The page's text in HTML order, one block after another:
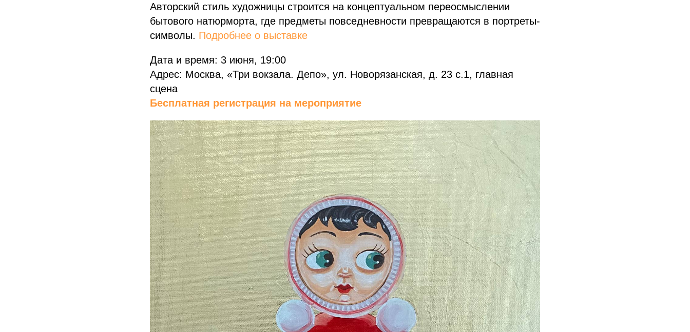
Авторский стиль художницы строится на концептуальном переосмыслении
бытового натюрморта, где предметы повседневности превращаются в портреты-
символы. Подробнее о выставке
Дата и время: 3 июня, 19:00
Адрес: Москва, «Три вокзала. Депо», ул. Новорязанская, д. 23 с.1, главная
сцена
Бесплатная регистрация на мероприятие